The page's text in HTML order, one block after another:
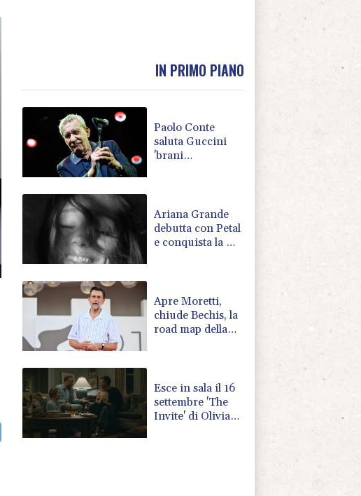
IN PRIMO PIANO
Paolo Conte
saluta Guccini
'brani
divertito'
Ariana Grande
debutta con Petal
e conquista la Hit
Apre Moretti,
chiude Bechis, la
road map della
Esce in sala il 16
settembre 'The
Invite' di Olivia